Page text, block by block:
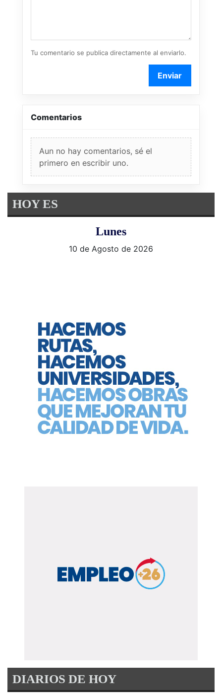
Tu comentario se publica directamente al enviarlo.
Enviar
Comentarios
Aun no hay comentarios, sé el
primero en escribir uno.
HOY ES
Lunes
10 de Agosto de 2026
DIARIOS DE HOY